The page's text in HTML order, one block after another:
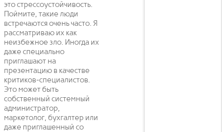
это стрессоустойчивость.
Поймите, такие люди
встречаются очень часто. Я
рассматриваю их как
неизбежное зло. Иногда их
даже специально
приглашают на
презентацию в качестве
критиков-специалистов.
Это может быть
собственный системный
администратор,
маркетолог, бухгалтер или
даже приглашенный со